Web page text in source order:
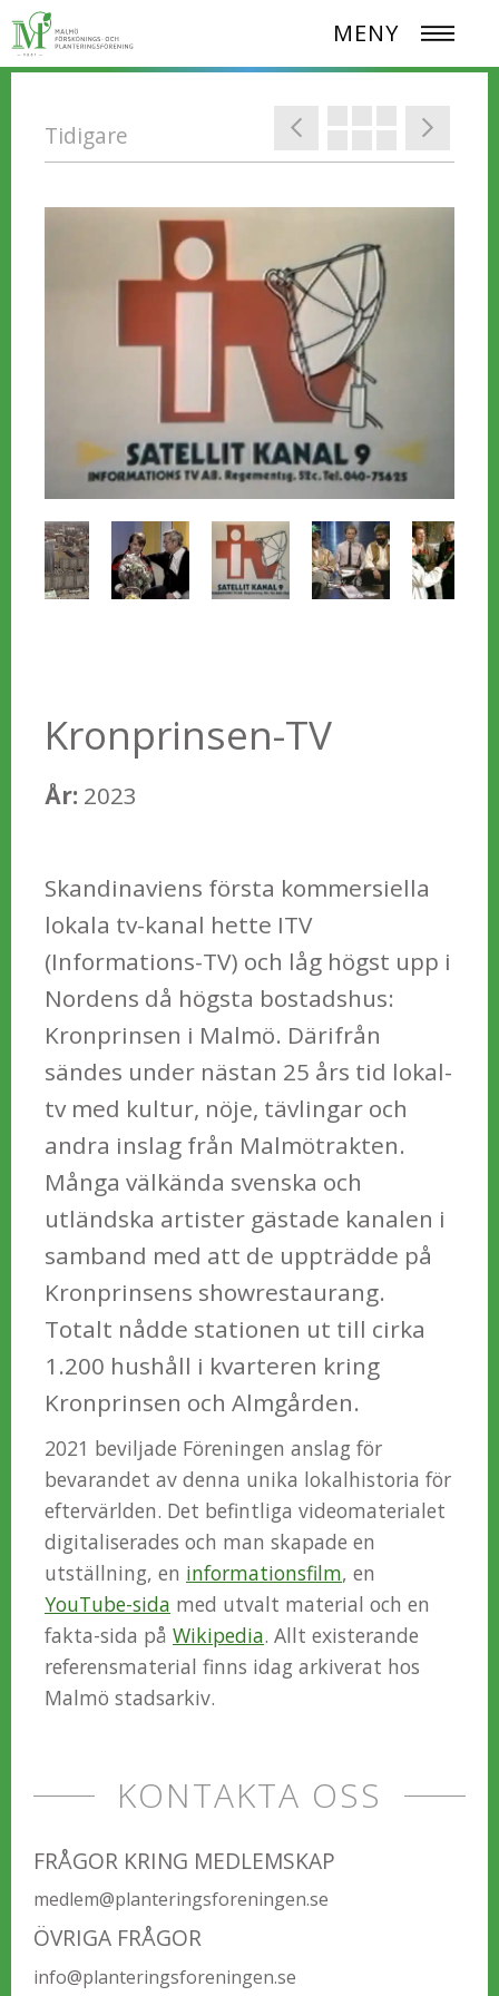
MENY
Tidigare
Kronprinsen-TV
År: 2023
Skandinaviens första kommersiella
lokala tv-kanal hette ITV
(Informations-TV) och låg högst upp i
Nordens då högsta bostadshus:
Kronprinsen i Malmö. Därifrån
sändes under nästan 25 års tid lokal-
tv med kultur, nöje, tävlingar och
andra inslag från Malmötrakten.
Många välkända svenska och
utländska artister gästade kanalen i
samband med att de uppträdde på
Kronprinsens showrestaurang.
Totalt nådde stationen ut till cirka
1.200 hushåll i kvarteren kring
Kronprinsen och Almgården.
2021 beviljade Föreningen anslag för
bevarandet av denna unika lokalhistoria för
eftervärlden. Det befintliga videomaterialet
digitaliserades och man skapade en
utställning, en informationsfilm, en
YouTube-sida med utvalt material och en
fakta-sida på Wikipedia. Allt existerande
referensmaterial finns idag arkiverat hos
Malmö stadsarkiv.
KONTAKTA OSS
FRÅGOR KRING MEDLEMSKAP
medlem@planteringsforeningen.se
ÖVRIGA FRÅGOR
info@planteringsforeningen.se